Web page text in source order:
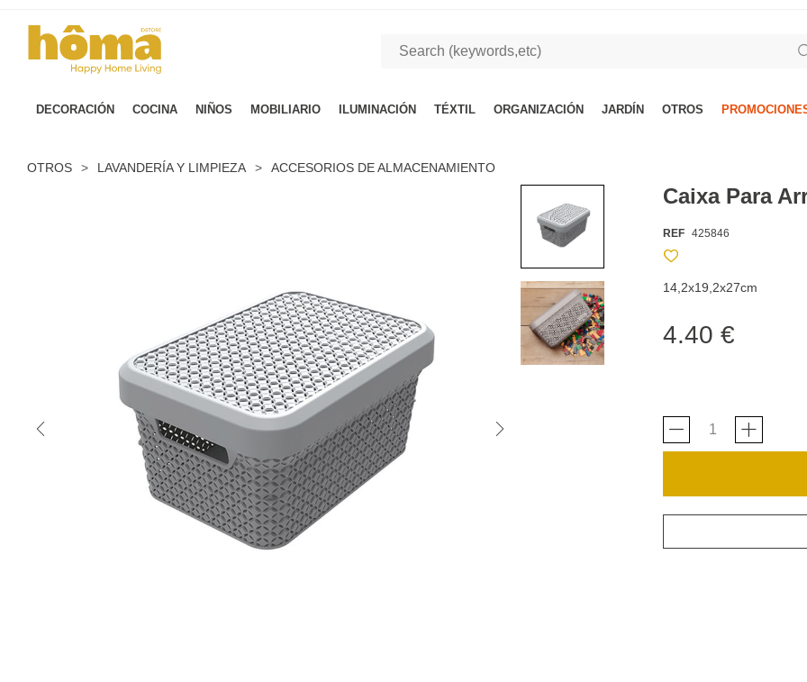
DECORACIÓN COCINA NIÑOS MOBILIARIO ILUMINACIÓN TÉXTIL ORGANIZACIÓN JARDÍN OTROS
OTROS > LAVANDERÍA Y LIMPIEZA > ACCESORIOS DE ALMACENAMIENTO
Caixa Para
REF 425846
14,2x19,2x27cm
4.40 €